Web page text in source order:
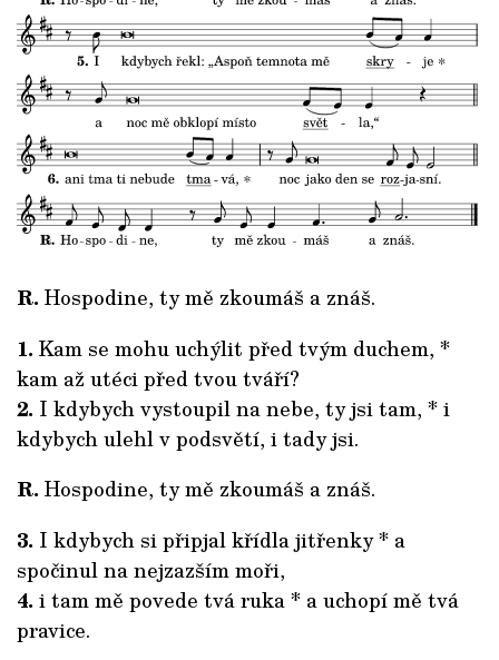
R. Hospodine, ty mě zkoumáš a znáš.
1. Kam se mohu uchýlit před tvým duchem, *
kam až utéci před tvou tváří?
2. I kdybych vystoupil na nebe, ty jsi tam, * i
kdybych ulehl v podsvětí, i tady jsi.
R. Hospodine, ty mě zkoumáš a znáš.
3. I kdybych si připjal křídla jitřenky * a
spočinul na nejzazším moři,
4. i tam mě povede tvá ruka * a uchopí mě tvá
pravice.